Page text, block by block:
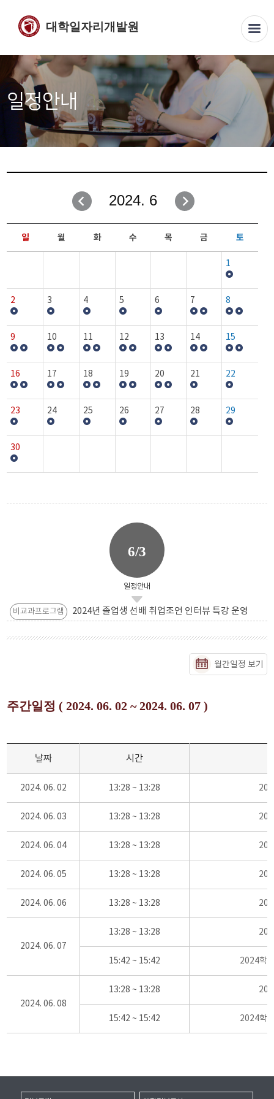
대학일자리개발원
일정안내
2024. 6
일 월 화 수 목 금 토
1
2 3 4 5 6 7 8
9 10 11 12 13 14 15
16 17 18 19 20 21 22
23 24 25 26 27 28 29
30
6/3
일정안내
비교과프로그램 2024년 졸업생 선배 취업조언 인터뷰 특강 운영
월간일정 보기
주간일정 ( 2024. 06. 02 ~ 2024. 06. 07 )
날짜 시간
2024. 06. 02 13:28 ~ 13:28
2024. 06. 03 13:28 ~ 13:28
2024. 06. 04 13:28 ~ 13:28
2024. 06. 05 13:28 ~ 13:28
2024. 06. 06 13:28 ~ 13:28
2024. 06. 07
13:28 ~ 13:28
15:42 ~ 15:42 2024학
2024. 06. 08
13:28 ~ 13:28
15:42 ~ 15:42 2024학